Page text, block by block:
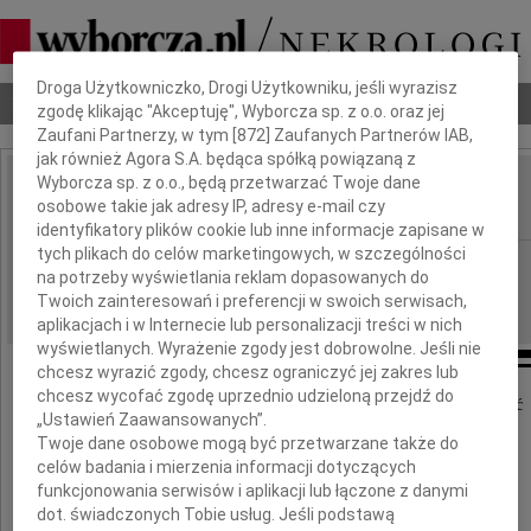
Nekrologi Odeszli Poradnik pogrzebowy
IMIĘ I NAZWISKO: Jerzy Moniak
REGION: Łódź
DATA EMISJI: 19.03.2010
Z głębokim smutkiem przyjęliśmy wiadomość
Jerzego Moniaka
Dbamy o Twoją prywatność
Droga Użytkowniczko, Drogi Użytkowniku, jeśli wyrazisz
zgodę klikając "Akceptuję", Wyborcza sp. z o.o. oraz jej
Zaufani Partnerzy, w tym [872 ] Zaufanych Partnerów IAB,
jak również Agora S.A. będąca spółką powiązaną z
Wyborcza sp. z o.o., będą przetwarzać Twoje dane
osobowe takie jak adresy IP, adresy e-mail czy
identyfikatory plików cookie lub inne informacje zapisane w
tych plikach do celów marketingowych, w szczególności
na potrzeby wyświetlania reklam dopasowanych do
Twoich zainteresowań i preferencji w swoich serwisach,
aplikacjach i w Internecie lub personalizacji treści w nich
wyświetlanych. Wyrażenie zgody jest dobrowolne. Jeśli nie
chcesz wyrazić zgody, chcesz ograniczyć jej zakres lub
chcesz wycofać zgodę uprzednio udzieloną przejdź do
„Ustawień Zaawansowanych”.
Twoje dane osobowe mogą być przetwarzane także do
celów badania i mierzenia informacji dotyczących
funkcjonowania serwisów i aplikacji lub łączone z danymi
dot. świadczonych Tobie usług. Jeśli podstawą